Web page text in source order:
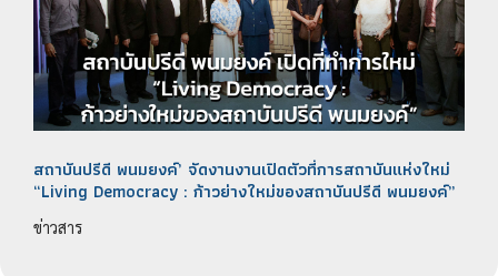
สถาบันปรีดี พนมยงค์’ จัดงานงานเปิดตัวที่การสถาบันแห่งใหม่
“Living Democracy : ก้าวย่างใหม่ของสถาบันปรีดี พนมยงค์”
ข่าวสาร